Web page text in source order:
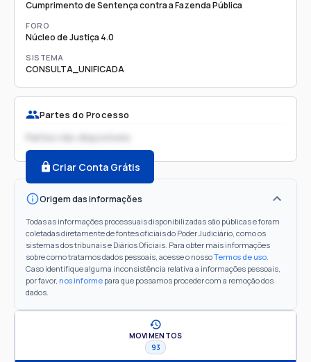
Cumprimento de Sentença contra a Fazenda Pública
FORO
Núcleo de Justiça 4.0
SISTEMA
CONSULTA_UNIFICADA
Partes do Processo
Partes não disponíveis
Criar Conta Grátis
Origem das informações
Todas as informações processuais disponibilizadas são públicas e foram
coletadas diretamente de fontes oficiais do Poder Judiciário, como os
sistemas dos tribunais e Diários Oficiais. Para obter mais informações
sobre como tratamos dados pessoais, acesse o nossoTermos de uso.
Caso identifique alguma inconsistência relativa a informações pessoais,
por favor, nos informe para que possamos proceder com a remoção dos
dados.
MOVIMENTOS
93